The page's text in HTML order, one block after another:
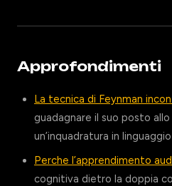
Approfondimenti
La tecnica di Feynman
guadagnare il suo posto
un’inquadratura in
Perche l’apprendimento
cognitiva dietro la doppia